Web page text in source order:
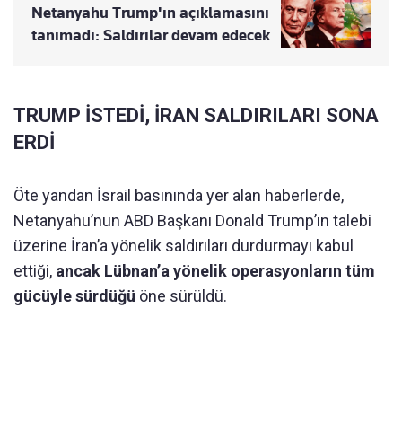
Netanyahu Trump'ın açıklamasını
tanımadı: Saldırılar devam edecek
TRUMP İSTEDİ, İRAN SALDIRILARI SONA
ERDİ
Öte yandan İsrail basınında yer alan haberlerde,
Netanyahu’nun ABD Başkanı Donald Trump’ın talebi
üzerine İran’a yönelik saldırıları durdurmayı kabul
ettiği, ancak Lübnan’a yönelik operasyonların tüm
gücüyle sürdüğü öne sürüldü.